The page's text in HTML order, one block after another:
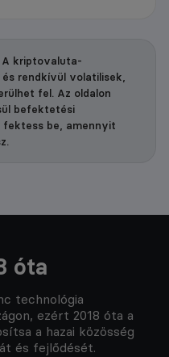
A kriptovaluta-
rendkívül volatilisek,
fel. Az oldalon
befektetési
fektess be, amennyit
óta
technológia
ezért 2018 óta a
a hazai közösség
és fejlődését.